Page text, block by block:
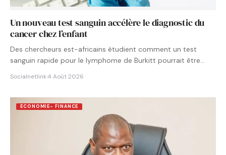
Un nouveau test sanguin accélère le diagnostic du
cancer chez l’enfant
Des chercheurs est-africains étudient comment un test
sanguin rapide pour le lymphome de Burkitt pourrait être
Socialnetlink·4 Août 2026
ECONOMIE- FINANCE